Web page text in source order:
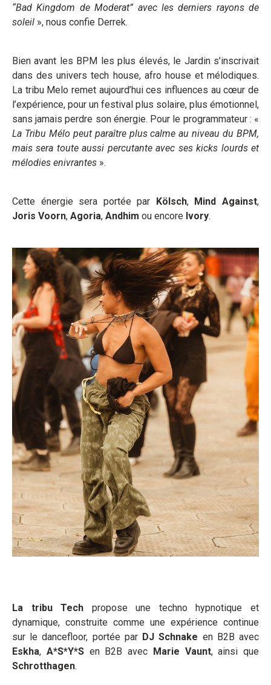
“Bad Kingdom de Moderat” avec les derniers rayons de
soleil », nous confie Derrek.
Bien avant les BPM les plus élevés, le Jardin s’inscrivait
dans des univers tech house, afro house et mélodiques.
La tribu Melo remet aujourd’hui ces influences au cœur de
l’expérience, pour un festival plus solaire, plus émotionnel,
sans jamais perdre son énergie. Pour le programmateur : «
La Tribu Mélo peut paraître plus calme au niveau du BPM,
mais sera toute aussi percutante avec ses kicks lourds et
mélodies enivrantes ».
Cette énergie sera portée par Kölsch, Mind Against,
Joris Voorn, Agoria, Andhim ou encore Ivory.
La tribu Tech propose une techno hypnotique et
dynamique, construite comme une expérience continue
sur le dancefloor, portée par DJ Schnake en B2B avec
Eskha, A*S*Y*Sen B2B avec Marie Vaunt, ainsi que
Schrotthagen.